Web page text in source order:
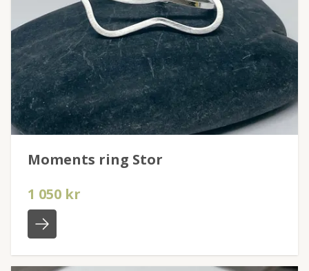
Moments ring Stor
1 050 kr